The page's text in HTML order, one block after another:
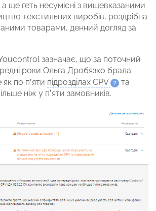
ще геть несумісні з вищевказаними
текстильних виробів, роздрібна
товарами, денний догляд за
зазначає, що за поточний
роки Ольга Дробязко брала
по п’яти підрозділах CPV
та
ніж у п’яти замовників.